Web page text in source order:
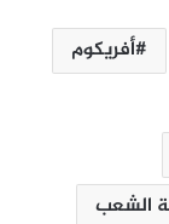
أفريكوم
الشعب